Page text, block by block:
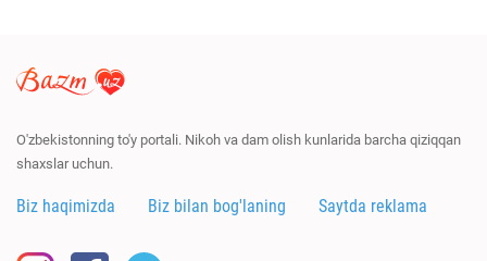
O'zbekistonning to'y portali. Nikoh va dam olish kunlarida barcha qiziqqan
shaxslar uchun.
Biz haqimizda Biz bilan bog'laning Saytda reklama